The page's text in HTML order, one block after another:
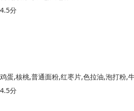
4.5分
鸡蛋,核桃,普通面粉,红枣片,色拉油,泡打粉,
4.5分